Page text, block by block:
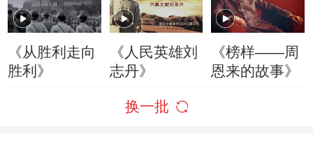
《从胜利走向
胜利》
《人民英雄刘
志丹》
《榜样——周
恩来的故事》
换一批